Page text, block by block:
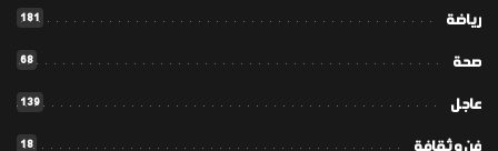
رياضة 181
صحة 68
عاجل 139
فن و ثقافة 18